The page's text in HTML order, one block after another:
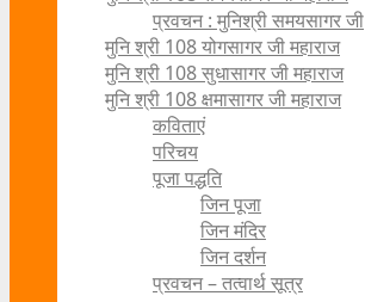
प्रवचन : मुनिश्री समयसागर जी
मुनि श्री 108 योगसागर जी महाराज
मुनि श्री 108 सुधासागर जी महाराज
मुनि श्री 108 क्षमासागर जी महाराज
कविताएं
परिचय
पूजा पद्धति
जिन पूजा
जिन मंदिर
जिन दर्शन
प्रवचन – तत्वार्थ सूत्र